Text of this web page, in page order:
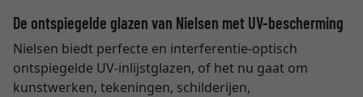
De ontspiegelde glazen van Nielsen met UV-bescherming
Nielsen biedt perfecte en interferentie-optisch
ontspiegelde UV-inlijstglazen, of het nu gaat om
kunstwerken, tekeningen, schilderijen,